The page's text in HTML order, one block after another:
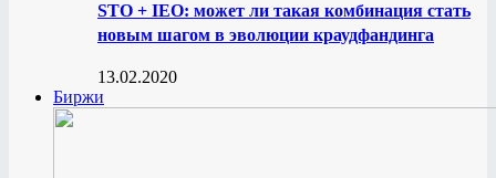
STO + IEO: может ли такая комбинация стать
новым шагом в эволюции краудфандинга
13.02.2020
Биржи